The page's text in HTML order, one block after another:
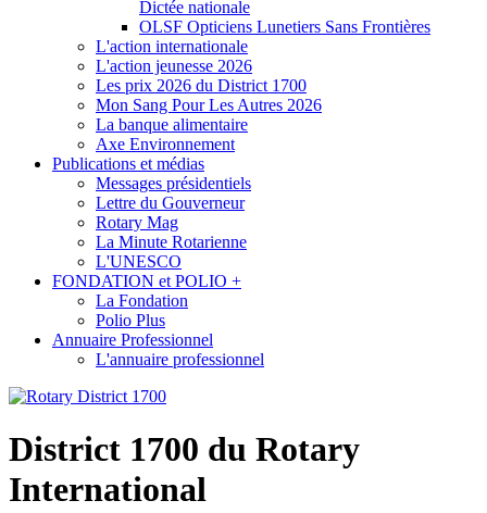
Dictée nationale
OLSF Opticiens Lunetiers Sans Frontières
L'action internationale
L'action jeunesse 2026
Les prix 2026 du District 1700
Mon Sang Pour Les Autres 2026
La banque alimentaire
Axe Environnement
Publications et médias
Messages présidentiels
Lettre du Gouverneur
Rotary Mag
La Minute Rotarienne
L'UNESCO
FONDATION et POLIO +
La Fondation
Polio Plus
Annuaire Professionnel
L'annuaire professionnel
District 1700 du Rotary
International